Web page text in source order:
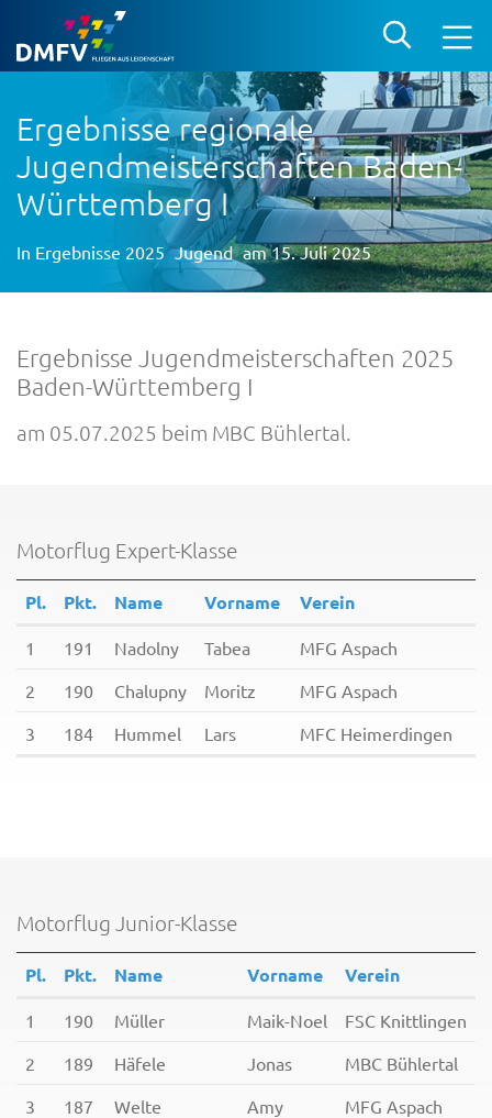
Ergebnisse regionale
Jugendmeisterschaften Baden-
Württemberg I
In Ergebnisse 2025 Jugend am 15. Juli 2025
Ergebnisse Jugendmeisterschaften 2025
Baden-Württemberg I
am 05.07.2025 beim MBC Bühlertal.
Motorflug Expert-Klasse
Pl. Pkt. Name Vorname Verein
1 191 Nadolny Tabea
MFG Aspach
2
190 Chalupny Moritz
MFG Aspach
3
184 Hummel Lars MFC Heimerdingen
Motorflug Junior-Klasse
Pl. Pkt. Name Vorname Verein
1 190 Müller Maik-Noel
FSC Knittlingen
2
189 Häfele Jonas
MBC Bühlertal
3
187 Welte Amy
MFG Aspach